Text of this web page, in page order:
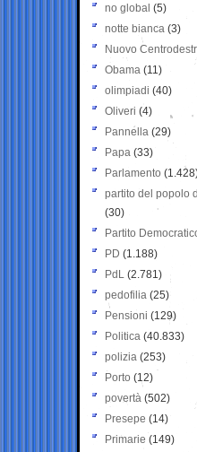
no global (5)
notte bianca (3)
Nuovo
Obama (11)
olimpiadi (40)
Oliveri (4)
Pannella (29)
Papa (33)
Parlamento
partito del popolo
(30)
Partito
PD (1.188)
PdL (2.781)
pedofilia (25)
Pensioni (129)
Politica (40.833)
polizia (253)
Porto (12)
povertà (502)
Presepe (14)
Primarie (149)